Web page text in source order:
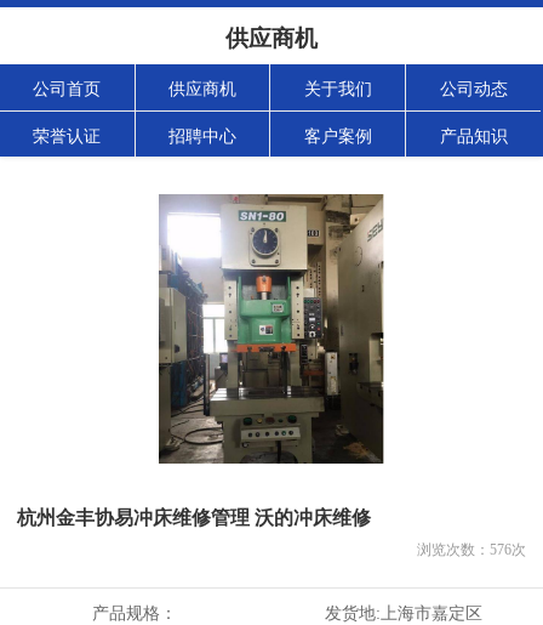
供应商机
公司首页 供应商机 关于我们 公司动态
荣誉认证 招聘中心 客户案例 产品知识
杭州金丰协易冲床维修管理 沃的冲床维修
浏览次数： 576次
产品规格： 发货地: 上海市嘉定区